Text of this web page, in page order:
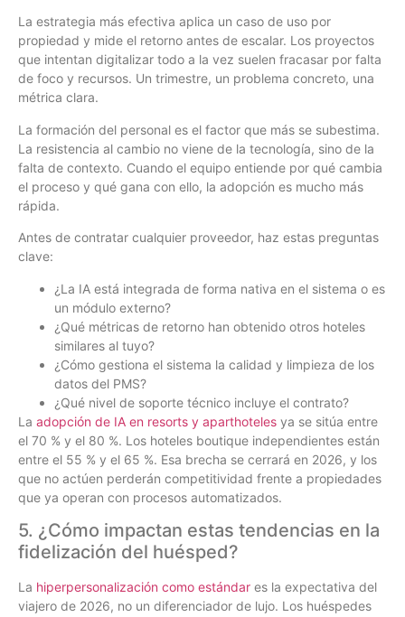
La estrategia más efectiva aplica un caso de uso por
propiedad y mide el retorno antes de escalar. Los proyectos
que intentan digitalizar todo a la vez suelen fracasar por falta
de foco y recursos. Un trimestre, un problema concreto, una
métrica clara.
La formación del personal es el factor que más se subestima.
La resistencia al cambio no viene de la tecnología, sino de la
falta de contexto. Cuando el equipo entiende por qué cambia
el proceso y qué gana con ello, la adopción es mucho más
rápida.
Antes de contratar cualquier proveedor, haz estas preguntas
clave:
¿La IA está integrada de forma nativa en el sistema o es
un módulo externo?
¿Qué métricas de retorno han obtenido otros hoteles
similares al tuyo?
¿Cómo gestiona el sistema la calidad y limpieza de los
datos del PMS?
¿Qué nivel de soporte técnico incluye el contrato?
La adopción de IA en resorts y aparthoteles ya se sitúa entre
el 70 % y el 80 %. Los hoteles boutique independientes están
entre el 55 % y el 65 %. Esa brecha se cerrará en 2026, y los
que no actúen perderán competitividad frente a propiedades
que ya operan con procesos automatizados.
5. ¿Cómo impactan estas tendencias en la
fidelización del huésped?
La hiperpersonalización como estándar es la expectativa del
viajero de 2026, no un diferenciador de lujo. Los huéspedes